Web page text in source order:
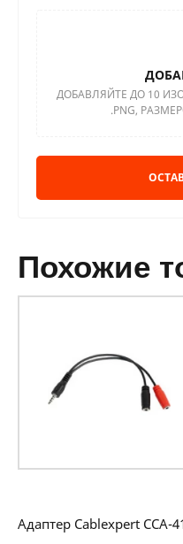
ДОБАВЛЯЙТЕ ДО 10
.PNG,
похожие
Адаптер Cablexpert CCA-